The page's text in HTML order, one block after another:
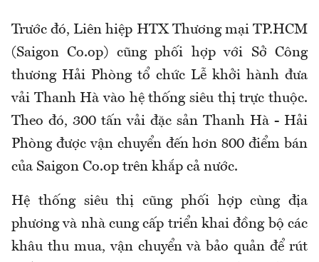
Trước đó, Liên hiệp HTX Thương mại TP.HCM
(Saigon Co.op) cũng phối hợp với Sở Công
thương Hải Phòng tổ chức Lễ khởi hành đưa
vải Thanh Hà vào hệ thống siêu thị trực thuộc.
Theo đó, 300 tấn vải đặc sản Thanh Hà - Hải
Phòng được vận chuyển đến hơn 800 điểm bán
của Saigon Co.op trên khắp cả nước.
Hệ thống siêu thị cũng phối hợp cùng địa
phương và nhà cung cấp triển khai đồng bộ các
khâu thu mua, vận chuyển và bảo quản để rút